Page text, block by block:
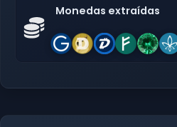
Monedas extraídas